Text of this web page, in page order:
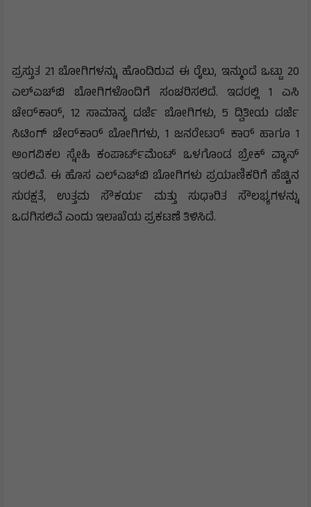
ಪ್ರಸ್ತುತ 21 ಬೋಗಿಗಳನ್ನು ಹೊಂದಿರುವ ಈ ರೈಲು, ಇನ್ಮುಂದೆ ಒಟ್ಟು 20
ಎಲ್‌ಎಚ್‌ಬಿ ಬೋಗಿಗಳೊಂದಿಗೆ ಸಂಚರಿಸಲಿದೆ. ಇದರಲ್ಲಿ 1 ಎಸಿ
ಚೇರ್‌ಕಾರ್, 12 ಸಾಮಾನ್ಯ ದರ್ಜೆ ಬೋಗಿಗಳು, 5 ದ್ವಿತೀಯ ದರ್ಜೆ
ಸಿಟಿಂಗ್ ಚೇರ್‌ಕಾರ್ ಬೋಗಿಗಳು, 1 ಜನರೇಟರ್ ಕಾರ್ ಹಾಗೂ 1
ಅಂಗವಿಕಲ ಸ್ನೇಹಿ ಕಂಪಾರ್ಟ್‌ಮೆಂಟ್ ಒಳಗೊಂಡ ಬ್ರೇಕ್ ವ್ಯಾನ್
ಇರಲಿವೆ. ಈ ಹೊಸ ಎಲ್‌ಎಚ್‌ಬಿ ಬೋಗಿಗಳು ಪ್ರಯಾಣಿಕರಿಗೆ ಹೆಚ್ಚಿನ
ಸುರಕ್ಷತೆ, ಉತ್ತಮ ಸೌಕರ್ಯ ಮತ್ತು ಸುಧಾರಿತ ಸೌಲಭ್ಯಗಳನ್ನು
ಒದಗಿಸಲಿವೆ ಎಂದು ಇಲಾಖೆಯ ಪ್ರಕಟಣೆ ತಿಳಿಸಿದೆ.